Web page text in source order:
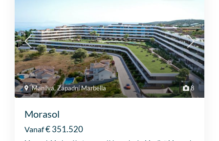
8
Manilva,Západní Marbella
Morasol
Vanaf€ 351.520